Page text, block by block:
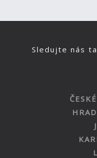
Sledujte nás